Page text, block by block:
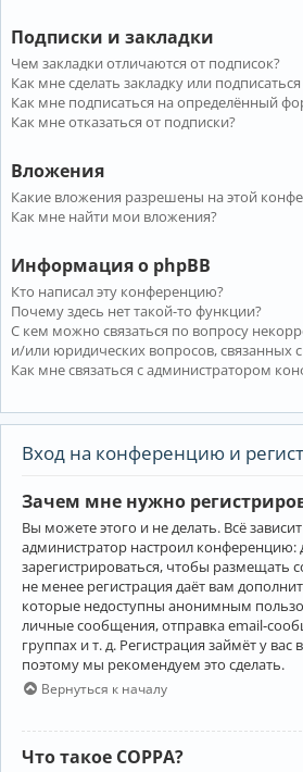
Подписки и закладки
Чем закладки отличаются от подписок?
Как мне сделать закладку или
Как мне подписаться на определённый
Как мне отказаться от подписки?
Вложения
Какие вложения разрешены на этой
Как мне найти мои вложения?
Информация о phpBB
Кто написал эту конференцию?
Почему здесь нет такой-то функции?
С кем можно связаться по вопросу
и/или юридических вопросов, связанных
Как мне связаться с администратором
Вход на конференцию и
Зачем мне нужно
Вы можете этого и не делать. Всё
администратор настроил
зарегистрироваться, чтобы размещать
не менее регистрация даёт вам
которые недоступны анонимным
личные сообщения, отправка email-
группах и т. д. Регистрация займёт у вас
поэтому мы рекомендуем это сделать.
Вернуться к началу
Что такое COPPA?